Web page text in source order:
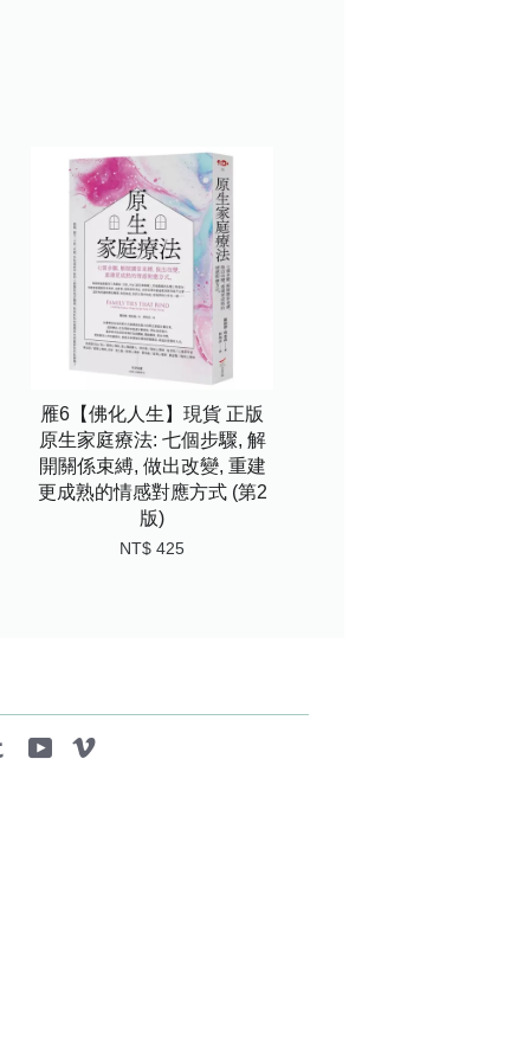
雁6【佛化人生】現貨 正版
原生家庭療法: 七個步驟, 解
開關係束縛, 做出改變, 重建
更成熟的情感對應方式 (第2
版)
NT$ 425
Tumblr YouTube